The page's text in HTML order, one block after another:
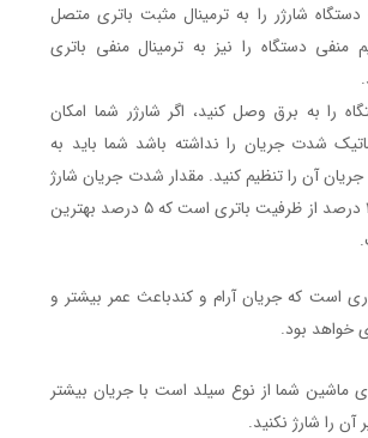
شارژر را به ترمینال مثبت باتری متصل
منفی دستگاه را نیز به ترمینال منفی باتری
را به برق وصل کنید، اگر شارژر شما امکان
شدت جریان را نداشته باشد شما باید به
آن را تنظیم کنید. مقدار شدت جریان شارژ
بین ۳ تا ۱۰ درصد از ظرفیت باتری است که ۵ درصد بهترین
است که جریان آرام و کندباعث عمر بیشتر و
خواهد بود.
ماشین شما از نوع سیلد است با جریان بیشتر
را شارژ نکنید.